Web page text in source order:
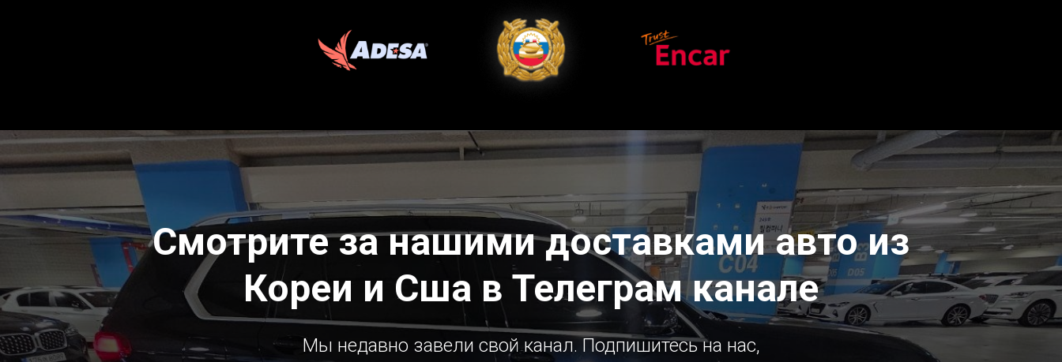
Смотрите за нашими доставками авто из
Кореи и Сша в Телеграм канале
Мы недавно завели свой канал. Подпишитесь на нас,